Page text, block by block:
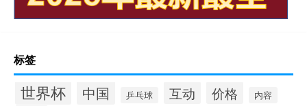
标签
世界杯 中国 乒乓球 互动 价格 内容